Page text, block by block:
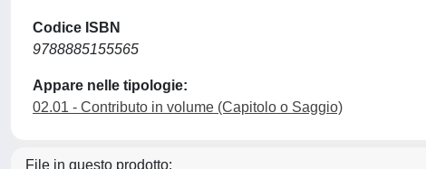
Codice ISBN
9788885155565
Appare nelle tipologie:
02.01 - Contributo in volume (Capitolo o Saggio)
File in questo prodotto: